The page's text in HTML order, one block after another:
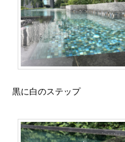
黒に白のステップ